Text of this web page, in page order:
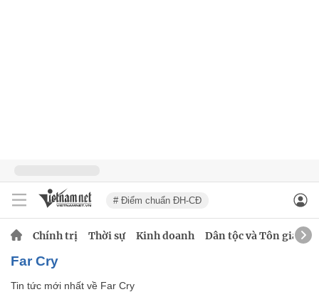
# Điểm chuẩn ĐH-CĐ
Chính trị Thời sự Kinh doanh Dân tộc và Tôn giáo
Far Cry
Tin tức mới nhất về Far Cry